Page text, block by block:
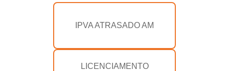
IPVA ATRASADO AM
LICENCIAMENTO